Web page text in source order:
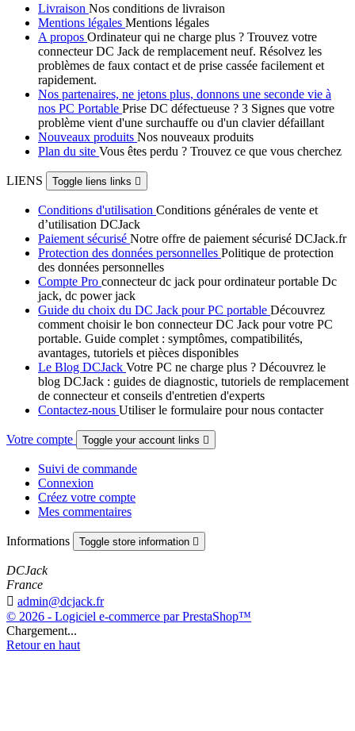
Livraison Nos conditions de livraison
Mentions légales Mentions légales
A propos Ordinateur qui ne charge plus ? Trouvez votre
connecteur DC Jack de remplacement neuf. Résolvez les
problèmes de faux contact et de prise cassée facilement et
rapidement.
Nos partenaires, ne jetons plus, donnons une seconde vie à
nos PC Portable Prise DC défectueuse ? 3 Signes que votre
problème vient d'une surchauffe ou d'un clavier défaillant
Nouveaux produits Nos nouveaux produits
Plan du site Vous êtes perdu ? Trouvez ce que vous cherchez
LIENS Toggle liens links 
Conditions d'utilisation Conditions générales de vente et
d’utilisation DCJack
Paiement sécurisé Notre offre de paiement sécurisé DCJack.fr
Protection des données personnelles Politique de protection
des données personnelles
Compte Pro connecteur dc jack pour ordinateur portable Dc
jack, dc power jack
Guide du choix du DC Jack pour PC portable Découvrez
comment choisir le bon connecteur DC Jack pour votre PC
portable. Guide complet : symptômes, compatibilités,
avantages, tutoriels et pièces disponibles
Le Blog DCJack Votre PC ne charge plus ? Découvrez le
blog DCJack : guides de diagnostic, tutoriels de remplacement
de connecteur et conseils d'entretien d'experts
Contactez-nous Utiliser le formulaire pour nous contacter
Votre compte Toggle your account links 
Suivi de commande
Connexion
Créez votre compte
Mes commentaires
Informations Toggle store information 
DCJack
France
 admin@dcjack.fr
© 2026 - Logiciel e-commerce par PrestaShop™
Chargement...
Retour en haut